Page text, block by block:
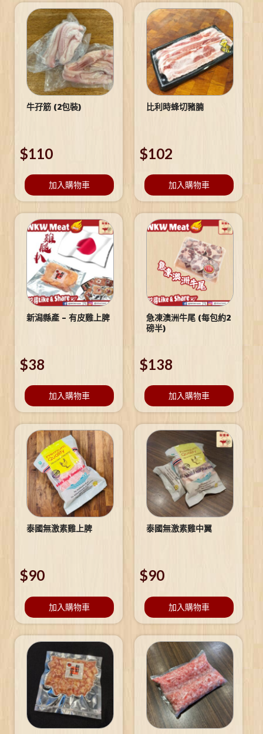
牛孖筋 (2包裝)
$110
加入購物車
比利時蜂切豬腩
$102
加入購物車
新潟縣產 – 有皮雞上脾
$38
加入購物車
急凍澳洲牛尾 (每包約2
磅半)
$138
加入購物車
泰國無激素雞上脾
$90
加入購物車
泰國無激素雞中翼
$90
加入購物車